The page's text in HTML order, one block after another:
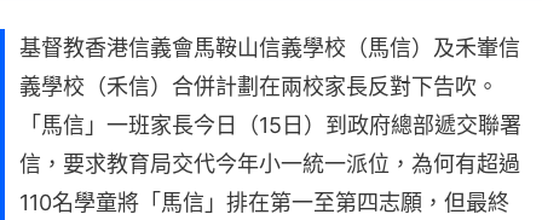
基督教香港信義會馬鞍山信義學校（馬信）及禾輋信
義學校（禾信）合併計劃在兩校家長反對下告吹。
「馬信」一班家長今日（15日）到政府總部遞交聯署
信，要求教育局交代今年小一統一派位，為何有超過
110名學童將「馬信」排在第一至第四志願，但最終